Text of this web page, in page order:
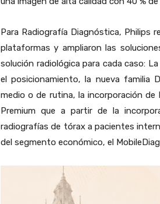
Para Radiografía Diagnóstica, Philips
plataformas y ampliaron las
solución radiológica para cada caso:
el posicionamiento, la nueva familia
medio o de rutina, la incorporación de
Premium que a partir de la
radiografías de tórax a pacientes
del segmento económico, el